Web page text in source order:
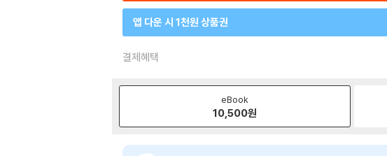
앱 다운 시 1천원 상품권
결제혜택
eBook
10,500원